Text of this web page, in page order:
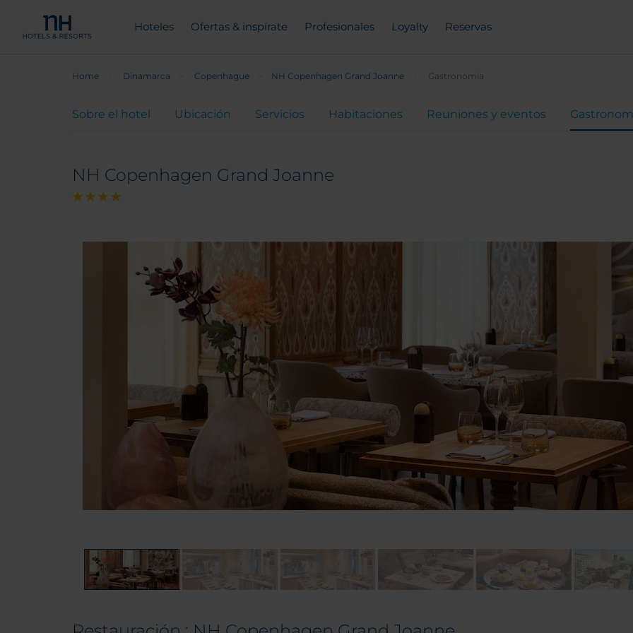
Hoteles Ofertas & inspírate Profesionales Loyalty Reservas
Home Dinamarca Copenhague NH Copenhagen Grand Joanne Gastronomía
Sobre el hotel Ubicación Servicios Habitaciones Reuniones y eventos
NH Copenhagen Grand Joanne